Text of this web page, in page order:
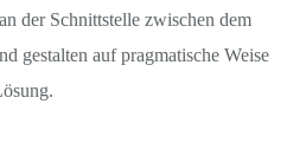
der Schnittstelle zwischen dem
gestalten auf pragmatische Weise